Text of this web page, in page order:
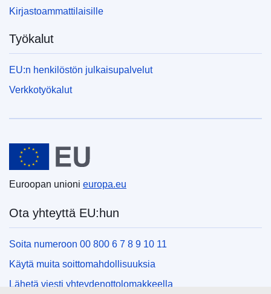
Kirjastoammattilaisille
Työkalut
EU:n henkilöstön julkaisupalvelut
Verkkotyökalut
Euroopan unioni
Euroopan unioni europa.eu
Ota yhteyttä EU:hun
Soita numeroon 00 800 6 7 8 9 10 11
Käytä muita soittomahdollisuuksia
Lähetä viesti yhteydenottolomakkeella